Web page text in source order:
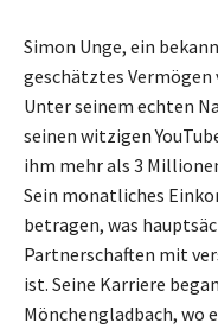
Simon Unge, ein
geschätztes Vermögen
Unter seinem echten
seinen witzigen
ihm mehr als 3
Sein monatliches
betragen, was
Partnerschaften mit
ist. Seine Karriere
Mönchengladbach, wo